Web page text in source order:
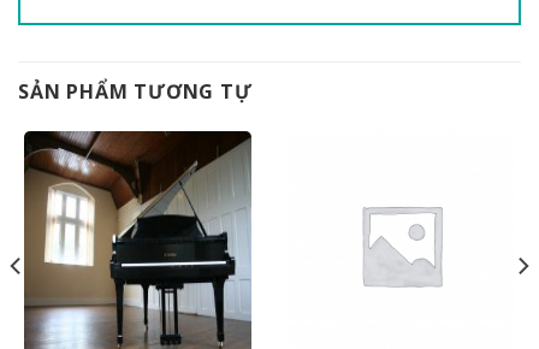
SẢN PHẨM TƯƠNG TỰ